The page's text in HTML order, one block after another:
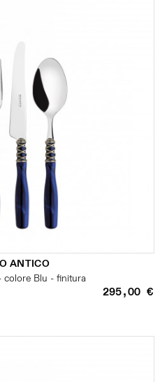
ANTICO
colore Blu - finitura
295,00 €